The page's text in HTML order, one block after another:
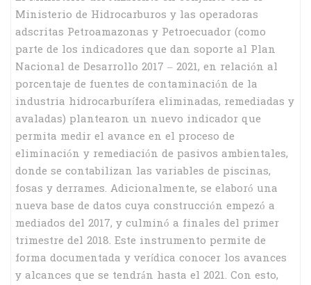
Ministerio de Hidrocarburos y las operadoras
adscritas Petroamazonas y Petroecuador (como
parte de los indicadores que dan soporte al Plan
Nacional de Desarrollo 2017 – 2021, en relación al
porcentaje de fuentes de contaminación de la
industria hidrocarburífera eliminadas, remediadas y
avaladas) plantearon un nuevo indicador que
permita medir el avance en el proceso de
eliminación y remediación de pasivos ambientales,
donde se contabilizan las variables de piscinas,
fosas y derrames. Adicionalmente, se elaboró una
nueva base de datos cuya construcción empezó a
mediados del 2017, y culminó a finales del primer
trimestre del 2018. Este instrumento permite de
forma documentada y verídica conocer los avances
y alcances que se tendrán hasta el 2021. Con esto,